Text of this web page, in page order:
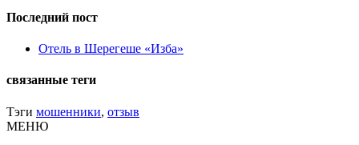
Последний пост
Отель в Шерегеше «Изба»
связанные теги
Тэги мошенники, отзыв
МЕНЮ